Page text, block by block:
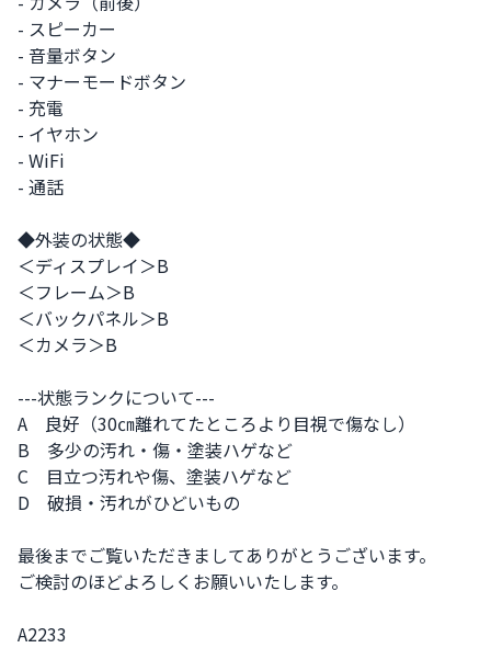
- スピーカー
- 音量ボタン
- マナーモードボタン
- 充電
- イヤホン
- WiFi
- 通話
◆外装の状態◆
＜ディスプレイ＞B
＜フレーム＞B
＜バックパネル＞B
＜カメラ＞B
---状態ランクについて---
A　良好（30㎝離れてたところより目視で傷なし）
B　多少の汚れ・傷・塗装ハゲなど
C　目立つ汚れや傷、塗装ハゲなど
D　破損・汚れがひどいもの
最後までご覧いただきましてありがとうございます。
ご検討のほどよろしくお願いいたします。
A2233